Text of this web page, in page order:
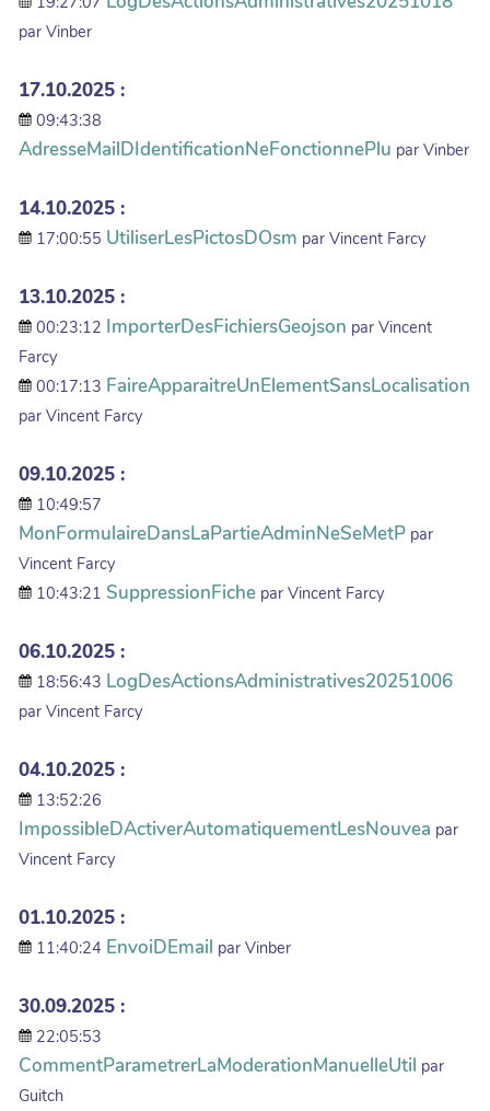
par Vinber
17.10.2025 :
09:43:38
AdresseMailDIdentificationNeFonctionnePlu par Vinber
14.10.2025 :
17:00:55 UtiliserLesPictosDOsm par Vincent Farcy
13.10.2025 :
00:23:12 ImporterDesFichiersGeojson par Vincent
Farcy
00:17:13 FaireApparaitreUnElementSansLocalisation
par Vincent Farcy
09.10.2025 :
10:49:57
MonFormulaireDansLaPartieAdminNeSeMetP par
Vincent Farcy
10:43:21 SuppressionFiche par Vincent Farcy
06.10.2025 :
18:56:43 LogDesActionsAdministratives20251006
par Vincent Farcy
04.10.2025 :
13:52:26
ImpossibleDActiverAutomatiquementLesNouvea par
Vincent Farcy
01.10.2025 :
11:40:24 EnvoiDEmail par Vinber
30.09.2025 :
22:05:53
CommentParametrerLaModerationManuelleUtil par
Guitch